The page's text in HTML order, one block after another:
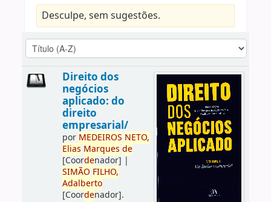
Desculpe, sem sugestões.
Direito dos
negócios
aplicado: do
direito
empresarial/
por MEDEIROS NETO,
Elias Marques de
[Coordenador] |
SIMÃO FILHO,
Adalberto
[Coordenador].